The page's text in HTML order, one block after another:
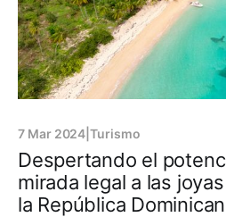
7 Mar 2024 |Turismo
Despertando el
mirada legal a las
la República